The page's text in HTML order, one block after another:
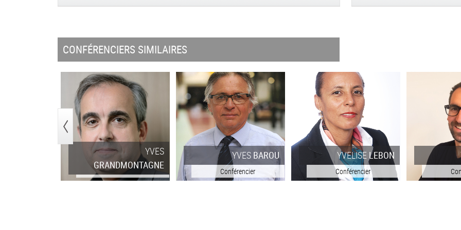
CONFÉRENCIERS SIMILAIRES
YVES
GRANDMONTAGNE
YVES
Conférencier
YVELISE LEBON
Conférencier
YOHANNABY
Conférencier